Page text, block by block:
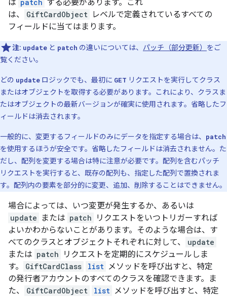
は patch する必要があります。これ
は、
GiftCardObject レベルで定義されているすべての
フィールドに当てはまります。
注: update と patch の違いについては、 パッチ（部分更新） をご
覧ください。
どの update ロジックでも、最初に GET リクエストを実行してクラス
またはオブジェクトを取得する必要があります。これにより、クラスま
たはオブジェクトの最新バージョンが確実に使用されます。省略したフ
ィールドは消去されます。
一般的に、変更するフィールドのみにデータを指定する場合は、 patch
を使用するほうが安全です。省略したフィールドは消去されません。た
だし、配列を変更する場合は特に注意が必要です。配列を含むパッチ
リクエストを実行すると、既存の配列も、指定した配列で置換されま
す。配列内の要素を部分的に変更、追加、削除することはできません。
場合によっては、いつ変更が発生するか、あるいは
update
または patch
リクエストをいつトリガーすれば
よいかわからないことがあります。そのような場合は、す
べてのクラスとオブジェクトそれぞれに対して、
update
または patch
リクエストを定期的にスケジュールしま
す。
GiftCardClass list メソッドを呼び出すと、特定
の発行者アカウントのすべてのクラスを確認できます。ま
た、
GiftCardObject list メソッドを呼び出すと、特定